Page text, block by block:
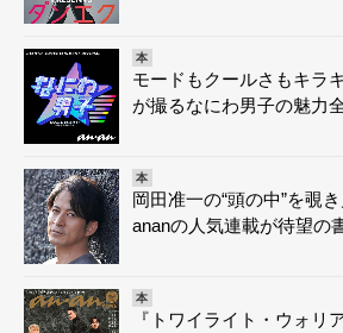
本
モードもクールさもキラ
が撮るなにわ男子の魅力全
本
岡田准一の“頭の中”を覗
ananの人気連載が待望の
本
『トワイライト・ウォリ